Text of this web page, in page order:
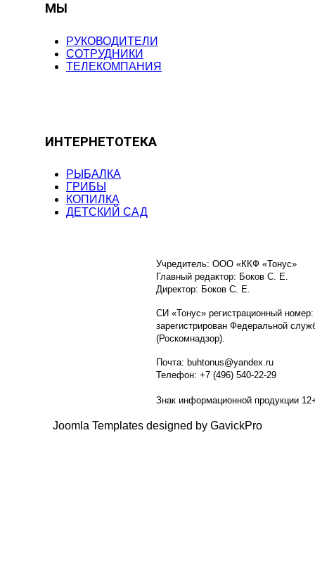
МЫ
РУКОВОДИТЕЛИ
СОТРУДНИКИ
ТЕЛЕКОМПАНИЯ
ИНТЕРНЕТОТЕКА
РЫБАЛКА
ГРИБЫ
КОПИЛКА
ДЕТСКИЙ САД
Учредитель: ООО «ККФ «Тонус»
Главный редактор: Боков С. Е.
Директор: Боков С. Е.
СИ «Тонус» регистрационный
зарегистрирован Федеральной
(Роскомнадзор).
Почта: buhtonus@yandex.ru
Телефон: +7 (496) 540-22-29
Знак информационной продукции
Joomla Templates designed by GavickPro